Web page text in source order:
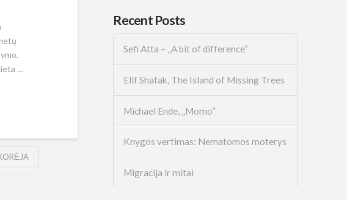
…
Recent Posts
Sefi Atta – „A bit of difference“
Elif Shafak, The Island of Missing Trees
Michael Ende, „Momo”
Knygos vertimas: Nematomos moterys
Migracija ir mitai